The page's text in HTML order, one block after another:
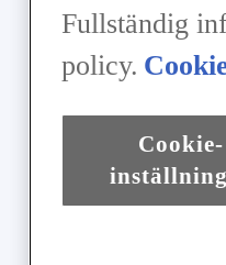
Fullständig
policy.
Cookie-